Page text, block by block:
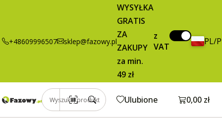
+48609996507 sklep@fazowy.pl
WYSYŁKA
GRATIS
ZA
ZAKUPY
za min.
49 zł
z
VAT
PL/
Wyszukaj produkt Ulubione Otwórz
0,00 zł
DOSPEL
brutto / szt. Dodaj do koszyka